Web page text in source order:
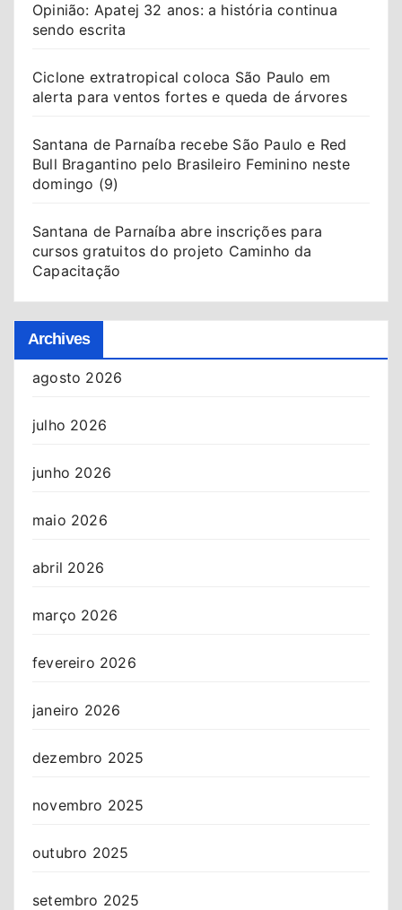
Opinião: Apatej 32 anos: a história continua
sendo escrita
Ciclone extratropical coloca São Paulo em
alerta para ventos fortes e queda de árvores
Santana de Parnaíba recebe São Paulo e Red
Bull Bragantino pelo Brasileiro Feminino neste
domingo (9)
Santana de Parnaíba abre inscrições para
cursos gratuitos do projeto Caminho da
Capacitação
Archives
agosto 2026
julho 2026
junho 2026
maio 2026
abril 2026
março 2026
fevereiro 2026
janeiro 2026
dezembro 2025
novembro 2025
outubro 2025
setembro 2025